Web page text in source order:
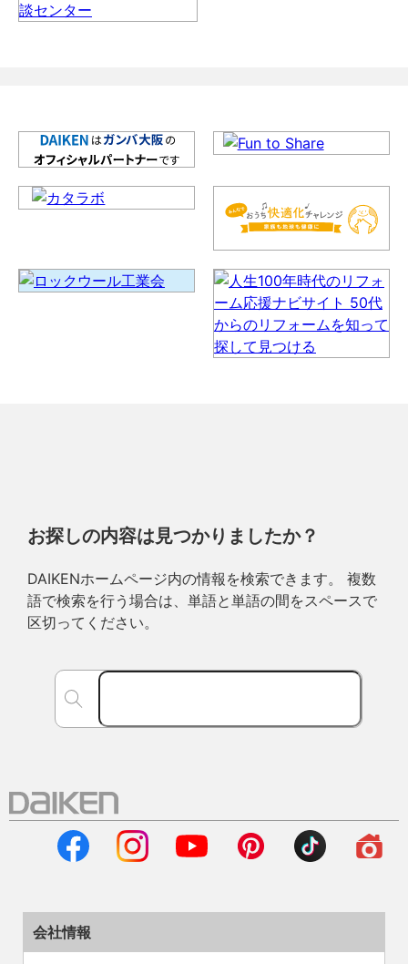
お探しの内容は見つかりましたか？
DAIKENホームページ内の情報を検索できます。 複数
語で検索を行う場合は、単語と単語の間をスペースで
区切ってください。
会社情報